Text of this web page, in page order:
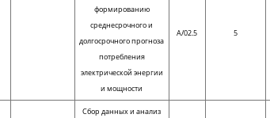
формированию
среднесрочного и
долгосрочного прогноза
потребления
электрической энергии
и мощности
A/02.5 5
Сбор данных и анализ